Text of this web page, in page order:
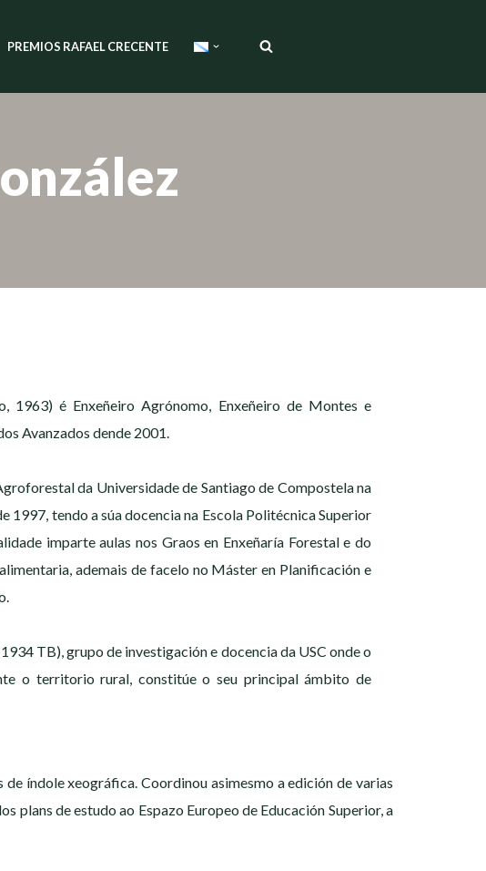
PREMIOS RAFAEL CRECENTE
1963) é Enxeñeiro Agrónomo, Enxeñeiro de Montes e
Avanzados dende 2001.
da Universidade de Santiago de Compostela na
1997, tendo a súa docencia na Escola Politécnica Superior
imparte aulas nos Graos en Enxeñaría Forestal e do
ademais de facelo no Máster en Planificación e
TB), grupo de investigación e docencia da USC onde o
o territorio rural, constitúe o seu principal ámbito de
índole xeográfica. Coordinou asimesmo a edición de varias
de estudo ao Espazo Europeo de Educación Superior, a